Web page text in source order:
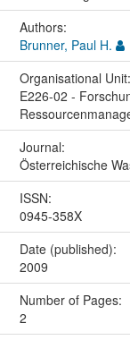
Authors:
Brunner, Paul H.
Organisational Unit:
E226-02 -
Journal:
Österreichische
ISSN:
0945-358X
Date (published):
2009
Number of Pages:
2